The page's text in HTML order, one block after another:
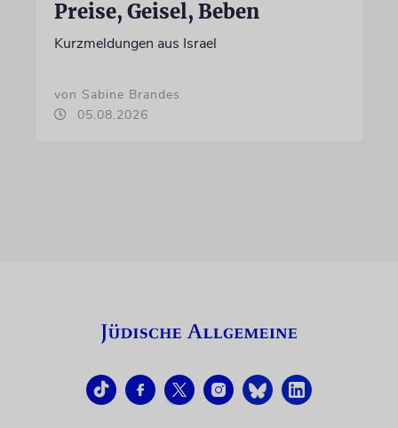
Preise, Geisel, Beben
Kurzmeldungen aus Israel
von Sabine Brandes
05.08.2026